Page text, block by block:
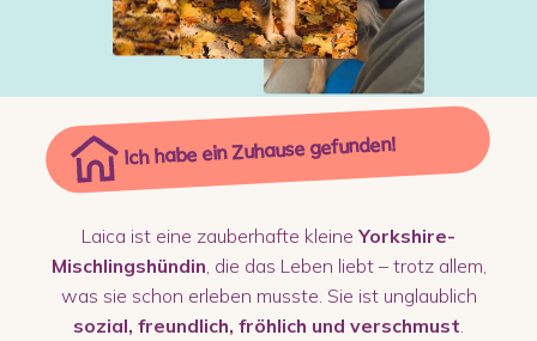
Ich habe ein Zuhause gefunden!
Laica ist eine zauberhafte kleine Yorkshire-
Mischlingshündin , die das Leben liebt – trotz allem,
was sie schon erleben musste. Sie ist unglaublich
sozial, freundlich, fröhlich und verschmust